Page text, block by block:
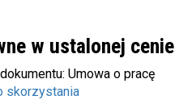
w ustalonej
Umowa o pracę
skorzystania